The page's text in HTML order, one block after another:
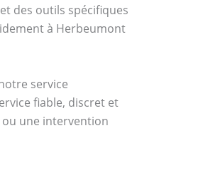
des outils spécifiques
à Herbeumont
service
fiable, discret et
ou une intervention